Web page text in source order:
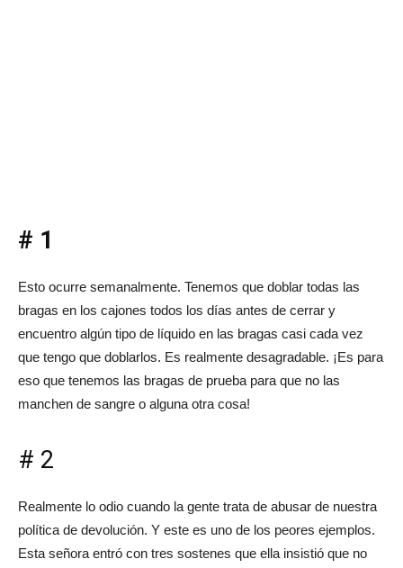
# 1
Esto ocurre semanalmente. Tenemos que doblar todas las
bragas en los cajones todos los días antes de cerrar y
encuentro algún tipo de líquido en las bragas casi cada vez
que tengo que doblarlos. Es realmente desagradable. ¡Es para
eso que tenemos las bragas de prueba para que no las
manchen de sangre o alguna otra cosa!
# 2
Realmente lo odio cuando la gente trata de abusar de nuestra
política de devolución. Y este es uno de los peores ejemplos.
Esta señora entró con tres sostenes que ella insistió que no